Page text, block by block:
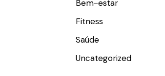
Bem-estar
Fitness
Saúde
Uncategorized